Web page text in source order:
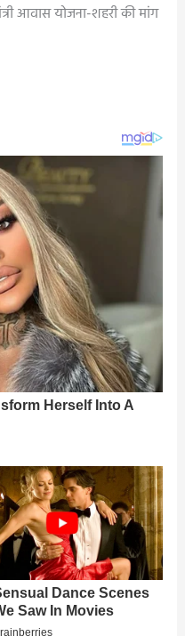
आवास योजना-शहरी की मांग